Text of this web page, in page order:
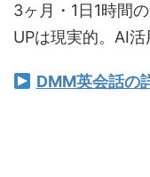
3ヶ月・1日1時間
UPは現実的。AI活
DMM英会話の